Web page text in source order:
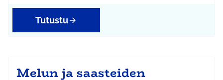
Tutustu
Melun ja saasteiden